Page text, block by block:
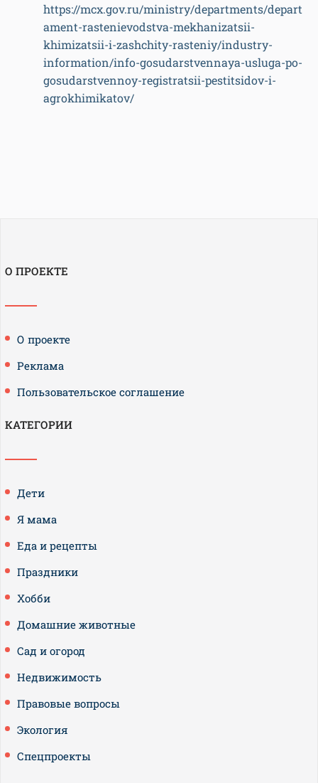
https://mcx.gov.ru/ministry/departments/depart
ament-rastenievodstva-mekhanizatsii-
khimizatsii-i-zashchity-rasteniy/industry-
information/info-gosudarstvennaya-usluga-po-
gosudarstvennoy-registratsii-pestitsidov-i-
agrokhimikatov/
О ПРОЕКТЕ
О проекте
Реклама
Пользовательское соглашение
КАТЕГОРИИ
Дети
Я мама
Еда и рецепты
Праздники
Хобби
Домашние животные
Сад и огород
Недвижимость
Правовые вопросы
Экология
Спецпроекты